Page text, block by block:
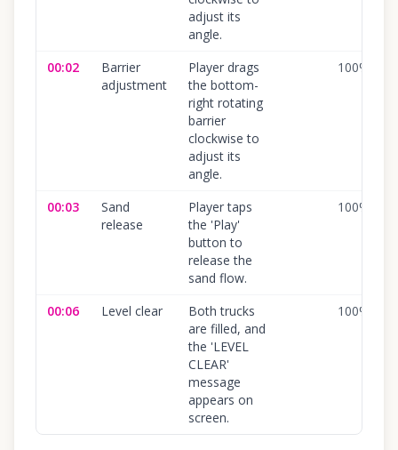
adjust its
angle.
00:02
Barrier
adjustment
Player drags
the bottom-
right rotating
barrier
clockwise to
adjust its
angle.
100%
00:03
Sand
release
Player taps
the 'Play'
button to
release the
sand flow.
100%
00:06 Level clear
Both trucks
are filled, and
the 'LEVEL
CLEAR'
message
appears on
screen.
100%